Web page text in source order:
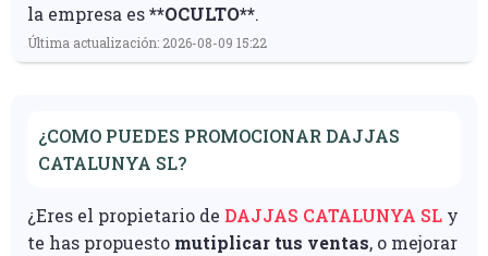
la empresa es**OCULTO**.
Última actualización: 2026-08-09 15:22
¿COMO PUEDES PROMOCIONAR DAJJAS
CATALUNYA SL?
¿Eres el propietario de DAJJAS CATALUNYA SL y
te has propuesto mutiplicar tus ventas, o mejorar